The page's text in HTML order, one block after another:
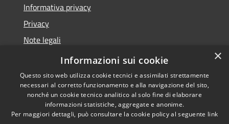
Informativa privacy
Privacy
Note legali
Dichiarazione di accessibilità
Accessibilità
Copyright © 2026 • Comune di
Orvieto • Powered by
×
Informazioni sui cookie
Questo sito web utilizza cookie tecnici e assimilati strettamente
necessari al corretto funzionamento e alla navigazione del sito,
nonché un cookie tecnico analitico al solo fine di elaborare
informazioni statistiche, aggregate e anonime.
Per maggiori dettagli, può consultare la cookie policy al seguente link